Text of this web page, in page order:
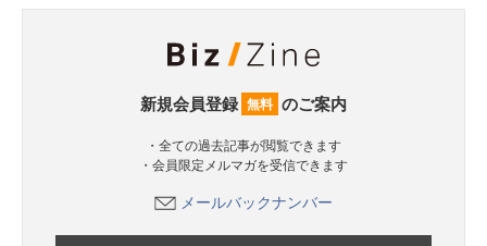
新規会員登録 無料 のご案内
・全ての過去記事が閲覧できます
・会員限定メルマガを受信できます
メールバックナンバー